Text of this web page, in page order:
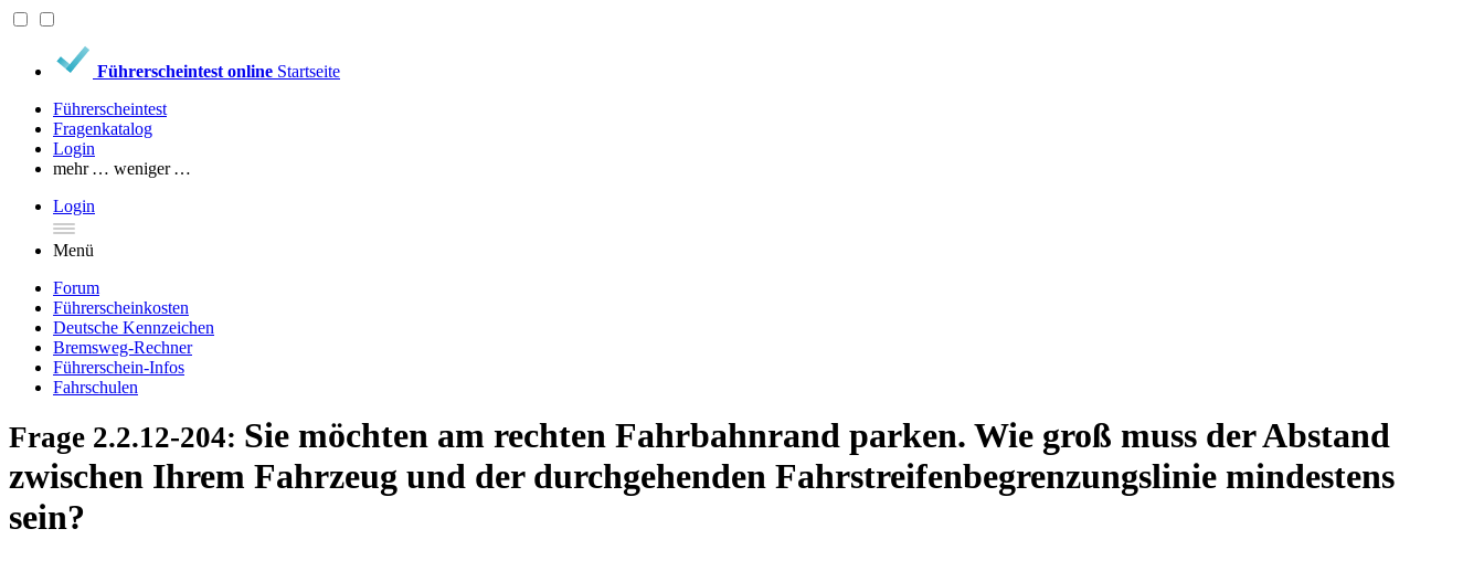
Führerscheintest online Startseite
Führerscheintest
Fragenkatalog
Login
mehr … weniger …
Login
Menü
Forum
Führerscheinkosten
Deutsche Kennzeichen
Bremsweg-Rechner
Führerschein-Infos
Fahrschulen
Frage 2.2.12-204: Sie möchten am rechten Fahrbahnrand parken. Wie groß muss der Abstand
zwischen Ihrem Fahrzeug und der durchgehenden Fahrstreifenbegrenzungslinie mindestens
sein?